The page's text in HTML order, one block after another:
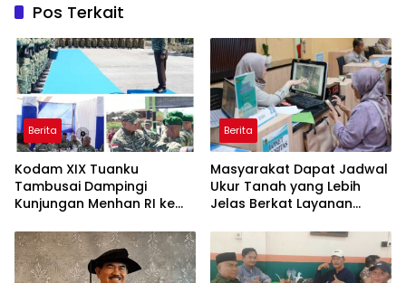
Pos Terkait
Berita
Kodam XIX Tuanku
Tambusai Dampingi
Kunjungan Menhan RI ke
Perkuat Pembangunan
Satuan
Berita
Masyarakat Dapat Jadwal
Ukur Tanah yang Lebih
Jelas Berkat Layanan